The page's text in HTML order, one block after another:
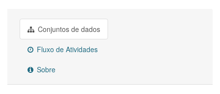
Conjuntos de dados
Fluxo de Atividades
Sobre